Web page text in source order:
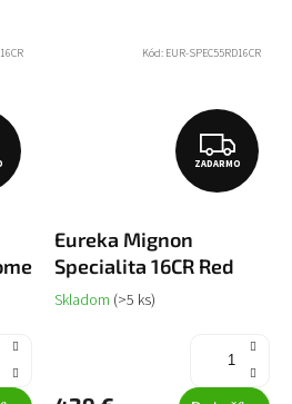
Z
A
O
ZADARMO
Eureka Mignon
Specialita 16CR Red
Skladom (>5 ks)
Kód: EUR-SPEC55RD16CR